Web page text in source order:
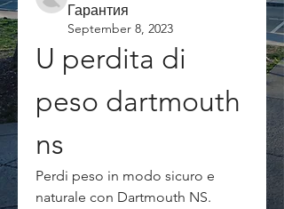
Гарантия
September 8, 2023
U perdita di
peso dartmouth
ns
Perdi peso in modo sicuro e
naturale con Dartmouth NS.